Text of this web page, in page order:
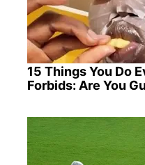
15 Things You Do
Forbids: Are You